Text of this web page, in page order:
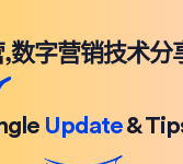
数字营销技术分
Update&